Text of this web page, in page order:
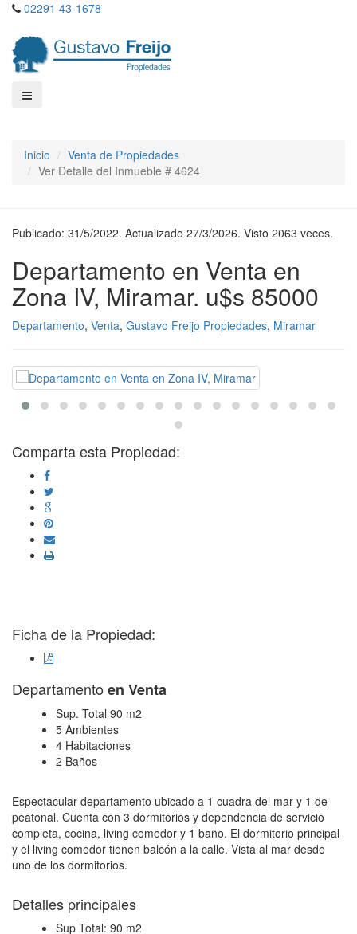
02291 43-1678
Inicio
Venta de Propiedades
Ver Detalle del Inmueble # 4624
Publicado: 31/5/2022. Actualizado 27/3/2026. Visto 2063 veces.
Departamento en Venta en
Zona IV, Miramar. u$s 85000
Departamento, Venta, Gustavo Freijo Propiedades, Miramar
Comparta esta Propiedad:
Ficha de la Propiedad:
Departamento en Venta
Sup. Total 90 m2
5 Ambientes
4 Habitaciones
2 Baños
Espectacular departamento ubicado a 1 cuadra del mar y 1 de
peatonal. Cuenta con 3 dormitorios y dependencia de servicio
completa, cocina, living comedor y 1 baño. El dormitorio principal
y el living comedor tienen balcón a la calle. Vista al mar desde
uno de los dormitorios.
Detalles principales
Sup Total: 90 m2